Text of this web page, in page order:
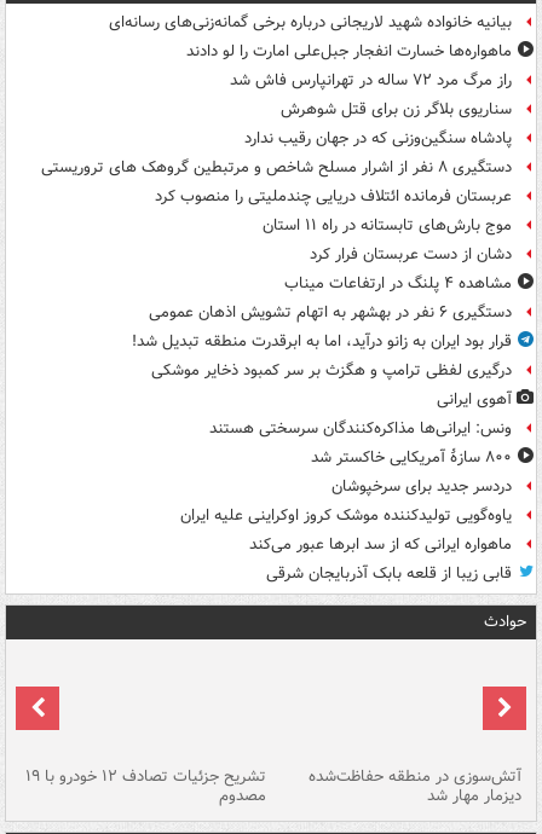
بیانیه خانواده شهید لاریجانی درباره برخی گمانه‌زنی‌های رسانه‌ای
ماهواره‌ها خسارت انفجار جبل‌علی امارت را لو دادند
راز مرگ مرد ۷۲ ساله در تهرانپارس فاش شد
سناریوی بلاگر زن برای قتل شوهرش
پادشاه سنگین‌وزنی که در جهان رقیب ندارد
دستگیری ۸ نفر از اشرار مسلح شاخص و مرتبطین گروهک های تروریستی
عربستان فرمانده ائتلاف دریایی چندملیتی را منصوب کرد
موج بارش‌های تابستانه در راه ۱۱ استان
دشان از دست عربستان فرار کرد
مشاهده ۴ پلنگ در ارتفاعات میناب
دستگیری ۶ نفر در بهشهر به اتهام تشویش اذهان عمومی
قرار بود ایران به زانو درآید، اما به ابرقدرت منطقه تبدیل شد!
درگیری لفظی ترامپ و هگزث بر سر کمبود ذخایر موشکی
آهوی ایرانی
ونس: ایرانی‌ها مذاکره‌کنندگان سرسختی هستند
۸۰۰ سازۀ آمریکایی خاکستر شد
دردسر جدید برای سرخپوشان
یاوه‌گویی تولیدکننده موشک کروز اوکراینی علیه ایران
ماهواره ایرانی که از سد ابرها عبور می‌کند
قابی زیبا از قلعه بابک آذربایجان شرقی
حوادث
آتش‌سوزی در منطقه حفاظت‌شده
دیزمار مهار شد
تشریح جزئیات تصادف ۱۲ خودرو با ۱۹
مصدوم